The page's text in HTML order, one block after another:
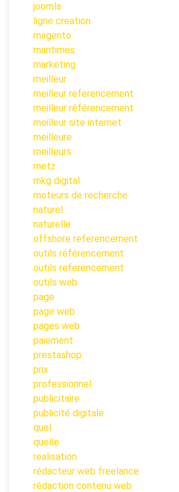
joomla
ligne creation
magento
maritimes
marketing
meilleur
meilleur referencement
meilleur référencement
meilleur site internet
meilleure
meilleurs
metz
mkg digital
moteurs de recherche
naturel
naturelle
offshore referencement
outils référencement
outils referencement
outils web
page
page web
pages web
paiement
prestashop
prix
professionnel
publicitaire
publicité digitale
quel
quelle
realisation
rédacteur web freelance
rédaction contenu web